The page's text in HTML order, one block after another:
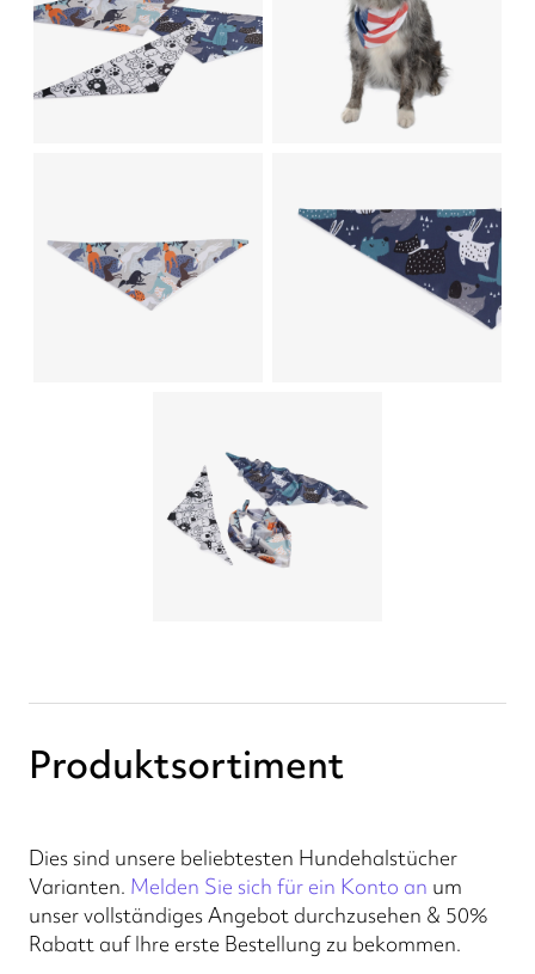
Produktsortiment
Dies sind unsere beliebtesten Hundehalstücher
Varianten. Melden Sie sich für ein Konto an um
unser vollständiges Angebot durchzusehen & 50%
Rabatt auf Ihre erste Bestellung zu bekommen.